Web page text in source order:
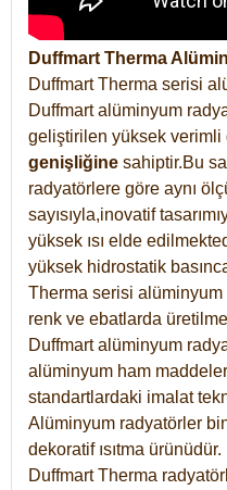
Duffmart Therma
Duffmart Therma serisi
Duffmart alüminyum
geliştirilen yüksek verimli
genişliğine sahiptir.Bu
radyatörlere göre aynı
sayısıyla,inovatif
yüksek ısı elde
yüksek hidrostatik
Therma serisi
renk ve ebatlarda
Duffmart alüminyum
alüminyum ham
standartlardaki imalat
Alüminyum radyatörler
dekoratif ısıtma ürünüdür.
Duffmart Therma